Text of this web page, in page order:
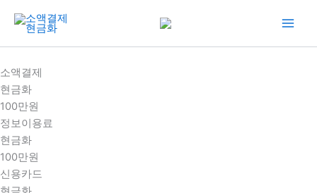
건
너
뛰
기
소액결제
현금화
100만원
정보이용료
현금화
100만원
신용카드